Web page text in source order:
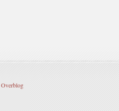
Overblog